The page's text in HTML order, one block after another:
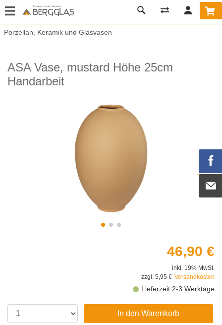
Porzellan, Keramik und Glasvasen
ASA Vase, mustard Höhe 25cm
Handarbeit
46,90 €
inkl. 19% MwSt.
zzgl. 5,95 € Versandkosten
Lieferzeit 2-3 Werktage
In den Warenkorb